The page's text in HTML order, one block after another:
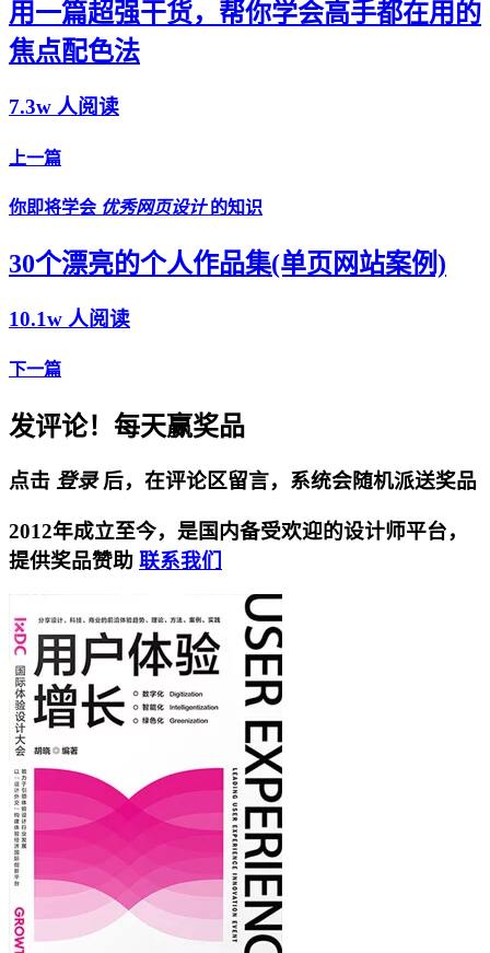
用一篇超强干货，帮你学会高手都在用的
焦点配色法
7.3w 人阅读
上一篇
你即将学会 优秀网页设计的知识
30个漂亮的个人作品集(单页网站案例)
10.1w 人阅读
下一篇
发评论！每天赢奖品
点击 登录后，在评论区留言，系统会随机派送奖品
2012年成立至今，是国内备受欢迎的设计师平台，
提供奖品赞助 联系我们